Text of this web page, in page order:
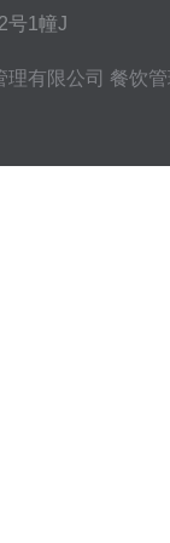
号1幢J
理有限公司 餐饮